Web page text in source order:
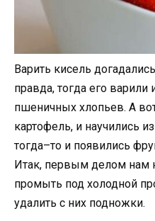
Варить кисель
правда, тогда его
пшеничных хлопьев. А
картофель, и научились
тогда–то и появились
Итак, первым делом нам
промыть под холодной
удалить с них подножки.